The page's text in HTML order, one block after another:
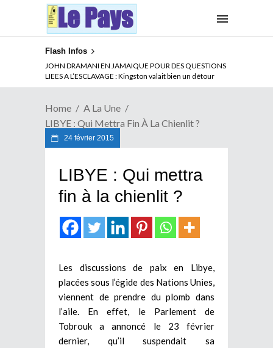
Flash Infos
JOHN DRAMANI EN JAMAIQUE POUR DES QUESTIONS
LIEES A L’ESCLAVAGE : Kingston valait bien un détour
ABSENCE PROLONGEE DE PAUL BIYA DU CAMEROUN :
Qui pilote le Cameroun ?
Home
A La Une
LIBYE : Qui Mettra Fin À La Chienlit ?
24 février 2015
LIBYE : Qui mettra
fin à la chienlit ?
Les discussions de paix en Libye,
placées sous l’égide des Nations Unies,
viennent de prendre du plomb dans
l’aile. En effet, le Parlement de
Tobrouk a annoncé le 23 février
dernier, qu’il suspendait sa